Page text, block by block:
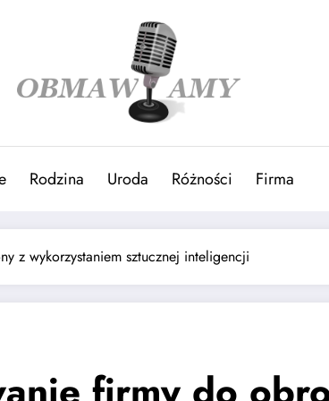
Rodzina Uroda Różności Firma
z wykorzystaniem sztucznej inteligencji